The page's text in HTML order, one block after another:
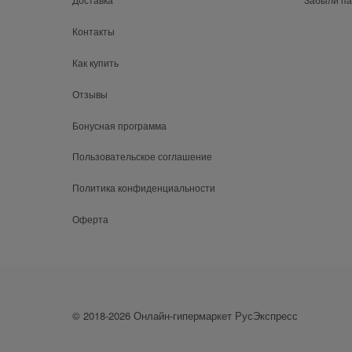
Контакты
Как купить
Отзывы
Бонусная программа
Пользовательское соглашение
Политика конфиденциальности
Оферта
© 2018-2026 Онлайн-гипермаркет РусЭкспресс